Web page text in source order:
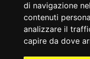
di navigazione
contenuti
analizzare il
capire da dove